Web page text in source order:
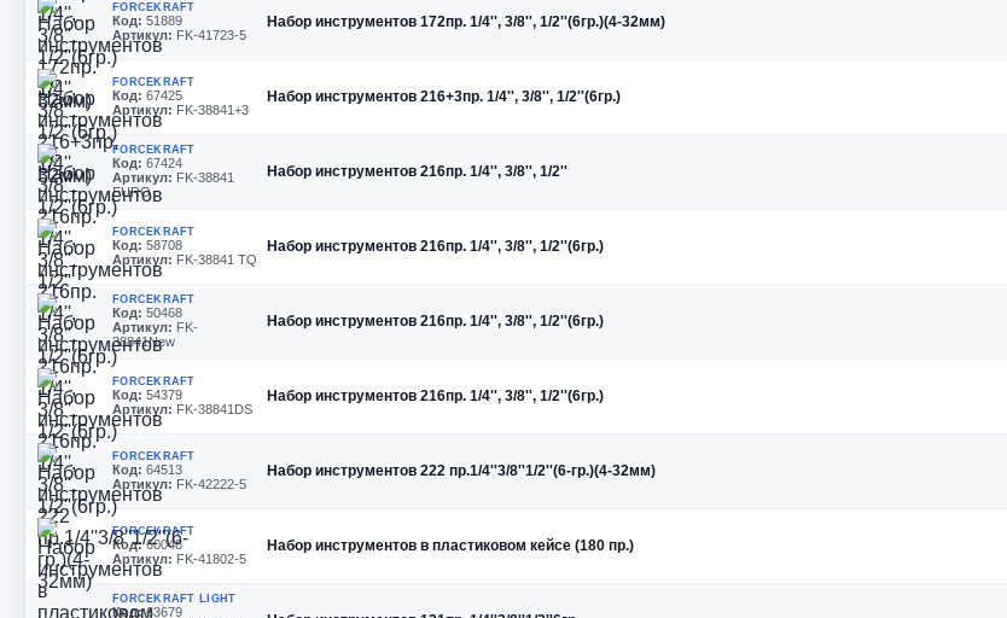
FORCEKRAFT
Код: 51889
Артикул: FK-41723-5
Набор инструментов 172пр. 1/4'', 3/8'', 1/2''(6гр.)(4-32мм)
FORCEKRAFT
Код: 67425
Артикул: FK-38841+3
Набор инструментов 216+3пр. 1/4'', 3/8'', 1/2''(6гр.)
FORCEKRAFT
Код: 67424
Артикул: FK-38841
EURO
Набор инструментов 216пр. 1/4'', 3/8'', 1/2''
FORCEKRAFT
Код: 58708
Артикул: FK-38841 TQ
Набор инструментов 216пр. 1/4'', 3/8'', 1/2''(6гр.)
FORCEKRAFT
Код: 50468
Артикул: FK-
38841New
Набор инструментов 216пр. 1/4'', 3/8'', 1/2''(6гр.)
FORCEKRAFT
Код: 54379
Артикул: FK-38841DS
Набор инструментов 216пр. 1/4'', 3/8'', 1/2''(6гр.)
FORCEKRAFT
Код: 64513
Артикул: FK-42222-5
Набор инструментов 222 пр.1/4''3/8''1/2''(6-гр.)(4-32мм)
FORCEKRAFT
Код:60048
Артикул: FK-41802-5
Набор инструментов в пластиковом кейсе (180 пр.)
FORCEKRAFT LIGHT
Код:63679